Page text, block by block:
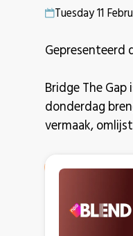
Tuesday 11
Gepresenteerd
Bridge The
donderdag
vermaak,